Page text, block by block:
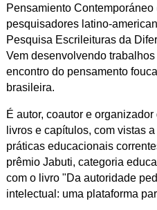
Pensamiento
pesquisadores latino-
Pesquisa Escrileituras da
Vem desenvolvendo
encontro do pensamento
brasileira.
É autor, coautor e
livros e capítulos, com vistas
práticas educacionais
prêmio Jabuti, categoria
com o livro "Da autoridade
intelectual: uma plataforma